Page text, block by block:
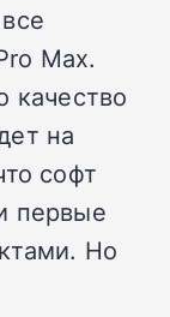
Max.
качество
на
софт
первые
Но